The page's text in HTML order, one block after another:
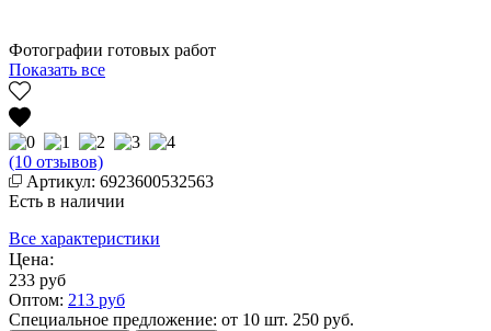
Фотографии готовых работ
Показать все
(10 отзывов)
Артикул: 6923600532563
Есть в наличии
Все характеристики
Цена:
233 руб
Оптом: 213 руб
Специальное предложение: от 10 шт. 250 руб.